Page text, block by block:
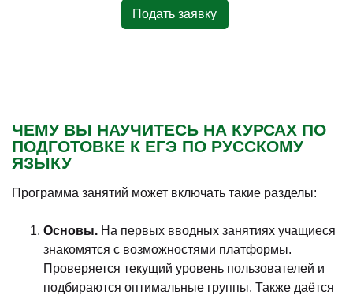
Подать заявку
ЧЕМУ ВЫ НАУЧИТЕСЬ НА КУРСАХ ПО
ПОДГОТОВКЕ К ЕГЭ ПО РУССКОМУ
ЯЗЫКУ
Программа занятий может включать такие разделы:
Основы. На первых вводных занятиях учащиеся
знакомятся с возможностями платформы.
Проверяется текущий уровень пользователей и
подбираются оптимальные группы. Также даётся